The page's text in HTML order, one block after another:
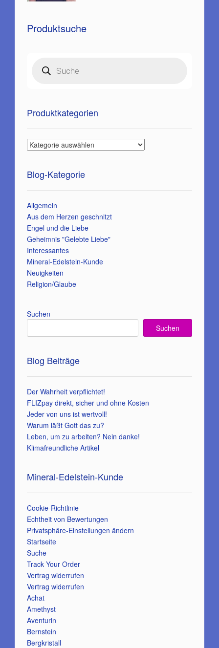
Produktsuche
search
Produktkategorien
Blog-Kategorie
Allgemein
Aus dem Herzen geschnitzt
Engel und die Liebe
Geheimnis "Gelebte Liebe"
Interessantes
Mineral-Edelstein-Kunde
Neuigkeiten
Religion/Glaube
Suchen
Suchen
Blog Beiträge
Der Wahrheit verpflichtet!
FLIZpay direkt, sicher und ohne Kosten
Jeder von uns ist wertvoll!
Warum läßt Gott das zu?
Leben, um zu arbeiten? Nein danke!
Klimafreundliche Artikel
Mineral-Edelstein-Kunde
Cookie-Richtlinie
Echtheit von Bewertungen
Privatsphäre-Einstellungen ändern
Startseite
Suche
Track Your Order
Vertrag widerrufen
Vertrag widerrufen
Achat
Amethyst
Aventurin
Bernstein
Bergkristall